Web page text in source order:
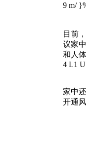
9 m/
目前
议家
和人
4 L1
家中
开通